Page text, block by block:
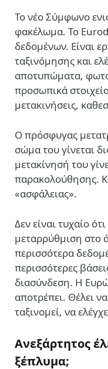
Το νέο Σύμφωνο
φακέλωμα. Το
δεδομένων. Είναι
ταξινόμησης και
αποτυπώματα,
προσωπικά
μετακινήσεις,
Ο πρόσφυγας
σώμα του γίνεται
μετακίνησή του
παρακολούθησης.
«ασφάλειας».
Δεν είναι τυχαίο
μεταρρύθμιση στο
περισσότερα
περισσότερες
διασύνδεση. Η
αποτρέπει. Θέλει
ταξινομεί, να
Ανεξάρτητος
ξέπλυμα;